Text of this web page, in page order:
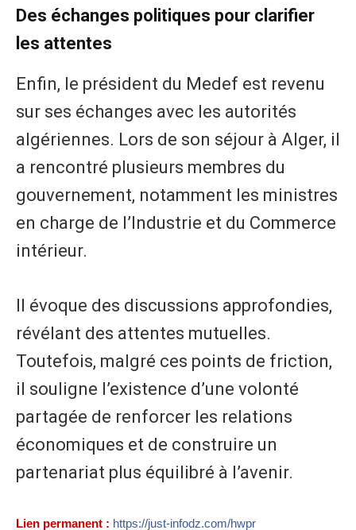
Des échanges politiques pour clarifier
les attentes
Enfin, le président du Medef est revenu
sur ses échanges avec les autorités
algériennes. Lors de son séjour à Alger, il
a rencontré plusieurs membres du
gouvernement, notamment les ministres
en charge de l’Industrie et du Commerce
intérieur.
Il évoque des discussions approfondies,
révélant des attentes mutuelles.
Toutefois, malgré ces points de friction,
il souligne l’existence d’une volonté
partagée de renforcer les relations
économiques et de construire un
partenariat plus équilibré à l’avenir.
Lien permanent : https://just-infodz.com/hwpr